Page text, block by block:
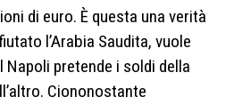
di euro. È questa una verità
l’Arabia Saudita, vuole
Napoli pretende i soldi della
Ciononostante